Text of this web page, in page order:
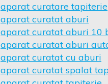
aparat curatare tapiterie
aparat curatat aburi
aparat curatat aburi 10
aparat curatat aburi
aparat curatat cu aburi
aparat curatat spalat